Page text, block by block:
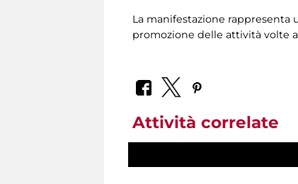
La manifestazione rappresenta
promozione delle attività volte
Attività correlate